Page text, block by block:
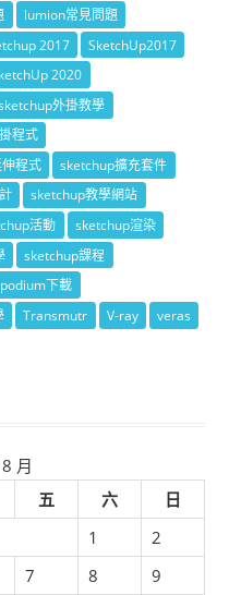
lumion常見問題
2017
SketchUp2017
2020
外掛教學
程式
程式
sketchup擴充套件
sketchup教學網站
活動
sketchup渲染
sketchup課程
下載
Transmutr V-ray
veras
月
五 六
日
1
2
7 8
9